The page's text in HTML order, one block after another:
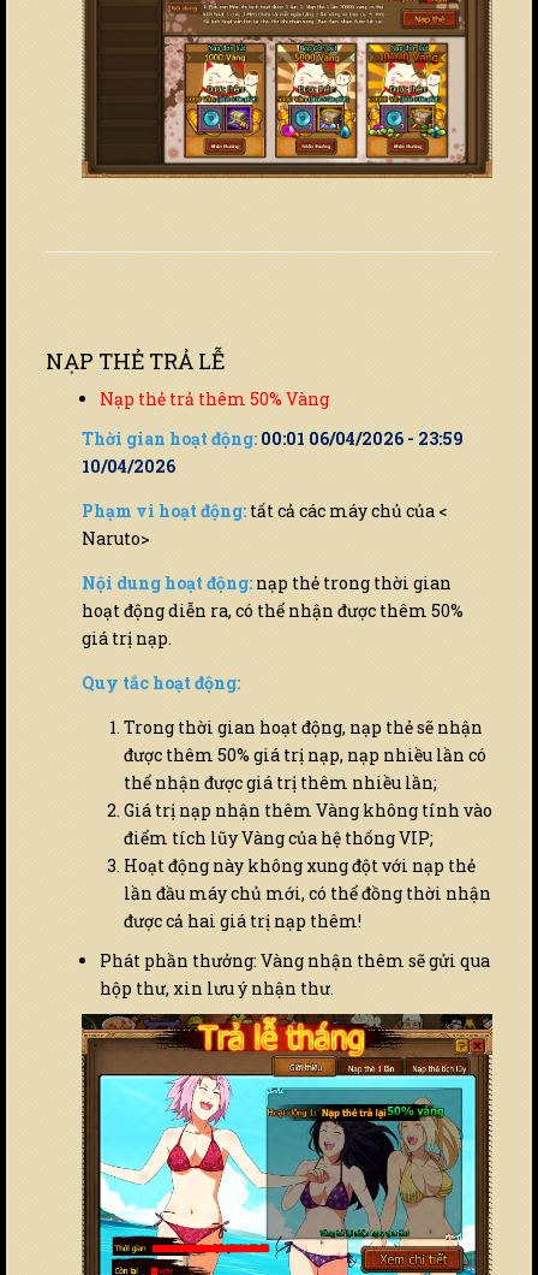
NẠP THẺ TRẢ LỄ
Nạp thẻ trả thêm 50% Vàng
Thời gian hoạt động: 00:01 06/04/2026 - 23:59
10/04/2026
Phạm vi hoạt động: tất cả các máy chủ của <
Naruto>
Nội dung hoạt động: nạp thẻ trong thời gian
hoạt động diễn ra, có thể nhận được thêm 50%
giá trị nạp.
Quy tắc hoạt động:
Trong thời gian hoạt động, nạp thẻ sẽ nhận
được thêm 50% giá trị nạp, nạp nhiều lần có
thể nhận được giá trị thêm nhiều lần;
Giá trị nạp nhận thêm Vàng không tính vào
điểm tích lũy Vàng của hệ thống VIP;
Hoạt động này không xung đột với nạp thẻ
lần đầu máy chủ mới, có thể đồng thời nhận
được cả hai giá trị nạp thêm!
Phát phần thưởng: Vàng nhận thêm sẽ gửi qua
hộp thư, xin lưu ý nhận thư.